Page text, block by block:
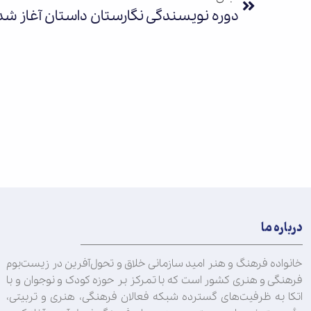
دوره نویسندگی نگارستان داستان آغاز
درباره ما
خانواده فرهنگ و هنر امید سازمانی خلاق و تحول‌آفرین در زیست‌بوم
فرهنگی و هنری کشور است که با تمرکز بر حوزه کودک و نوجوان و با
اتکا به ظرفیت‌های گسترده شبکه فعالان فرهنگی، هنری و تربیتی،